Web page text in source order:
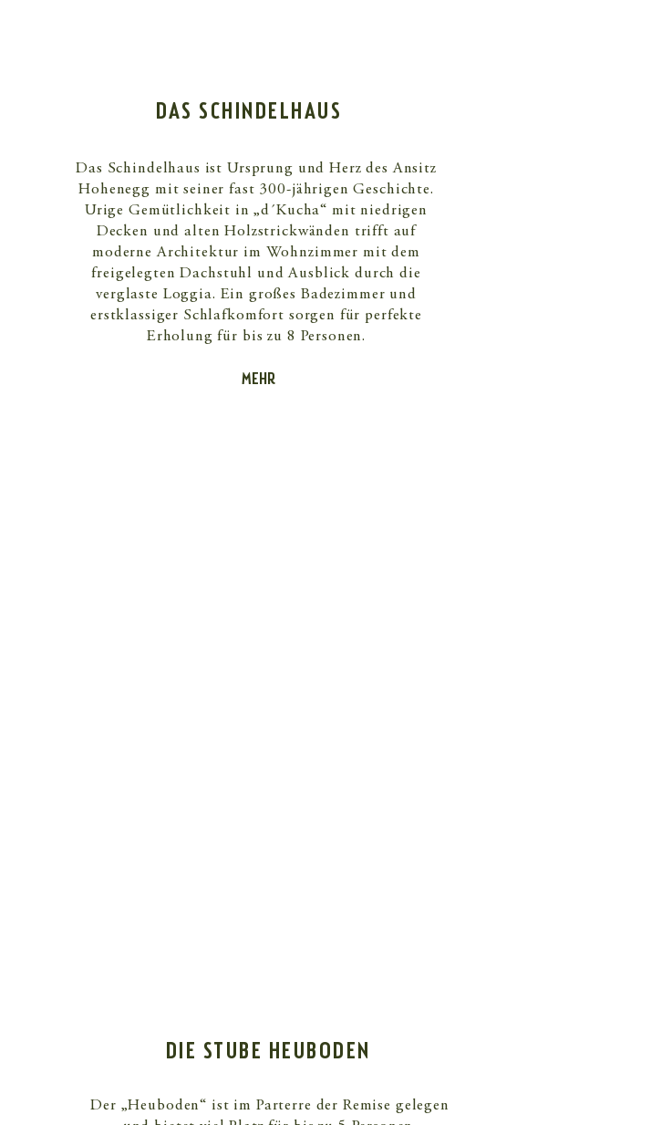
DAS SCHINDELHAUS
Das Schindelhaus ist Ursprung und Herz des Ansitz
Hohenegg mit seiner fast 300-jährigen Geschichte.
Urige Gemütlichkeit in „d´Kucha“ mit niedrigen
Decken und alten Holzstrickwänden trifft auf
moderne Architektur im Wohnzimmer mit dem
freigelegten Dachstuhl und Ausblick durch die
verglaste Loggia. Ein großes Badezimmer und
erstklassiger Schlafkomfort sorgen für perfekte
Erholung für bis zu 8 Personen.
MEHR
DIE STUBE HEUBODEN
Der „Heuboden“ ist im Parterre der Remise gelegen